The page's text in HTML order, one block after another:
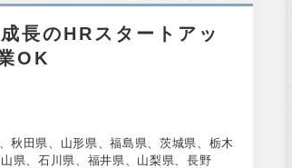
長のHRスタートアッ
OK
秋田県、山形県、福島県、茨城県、栃木
県、石川県、福井県、山梨県、長野